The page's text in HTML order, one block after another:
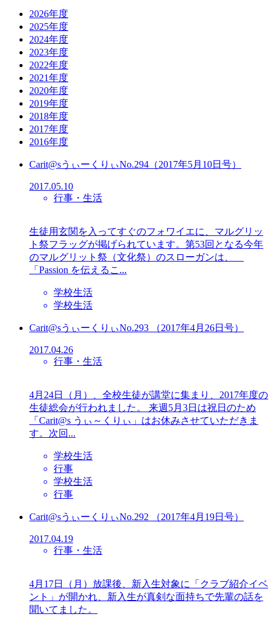
2026年度
2025年度
2024年度
2023年度
2022年度
2021年度
2020年度
2019年度
2018年度
2017年度
2016年度
Carit@sうぃーくりぃNo.294（2017年5月10日号）
2017.05.10
行事・生活
生徒用玄関を入ってすぐのフォワイエに、マルグリッ
ト祭フラッグが掲げられています。第53回となる今年
のマルグリット祭（文化祭）のスローガンは、
「Passion を伝えるこ...
学校生活
学校生活
Carit@sうぃーくりぃNo.293 （2017年4月26日号）
2017.04.26
行事・生活
4月24日（月）、全校生徒が講堂に集まり、2017年度の
生徒総会が行われました。 来週5月3日は祝日のため
「Carit@s うぃ～くりぃ」はお休みさせていただきま
す。次回...
学校生活
行事
学校生活
行事
Carit@sうぃーくりぃNo.292 （2017年4月19日号）
2017.04.19
行事・生活
4月17日（月）放課後、新入生対象に「クラブ紹介イベ
ント」が開かれ、新入生が真剣な面持ちで先輩の話を
聞いてました。